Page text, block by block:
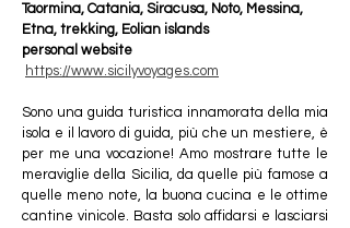
Taormina, Catania, Siracusa, Noto, Messina,
Etna, trekking, Eolian islands
personal website
https://www.sicilyvoyages.com
Sono una guida turistica innamorata della mia
isola e il lavoro di guida, più che un mestiere, è
per me una vocazione! Amo mostrare tutte le
meraviglie della Sicilia, da quelle più famose a
quelle meno note, la buona cucina e le ottime
cantine vinicole. Basta solo affidarsi e lasciarsi